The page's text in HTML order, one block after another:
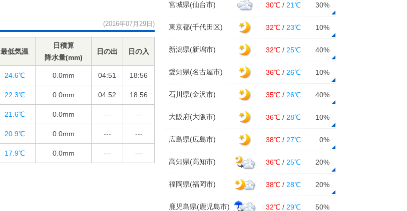
(2016年07月29日)
最低気温
日積算
降水量(mm)
日の出 日の入
24.6℃ 0.0mm 04:51 18:56
22.3℃ 0.0mm 04:52 18:56
21.6℃ 0.0mm --- ---
20.9℃ 0.0mm --- ---
17.9℃ 0.0mm --- ---
宮城県(仙台市) 30℃ / 21℃ 30%
東京都(千代田区) 32℃ / 23℃ 10%
新潟県(新潟市) 32℃ / 25℃ 40%
愛知県(名古屋市) 36℃ / 26℃ 10%
石川県(金沢市) 35℃ / 26℃ 40%
大阪府(大阪市) 36℃ / 28℃ 10%
広島県(広島市) 38℃ / 27℃ 0%
高知県(高知市) 36℃ / 25℃ 20%
福岡県(福岡市) 38℃ / 28℃ 20%
鹿児島県(鹿児島市) 32℃ / 29℃ 50%